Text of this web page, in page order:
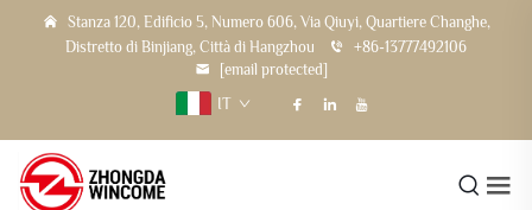
Stanza 120, Edificio 5, Numero 606, Via Qiuyi, Quartiere Changhe,
Distretto di Binjiang, Città di Hangzhou
+86-13777492106
[email protected]
IT